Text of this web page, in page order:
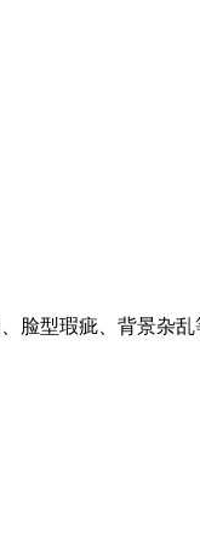
脸型瑕疵、背景杂